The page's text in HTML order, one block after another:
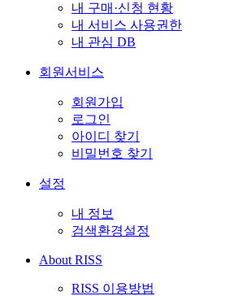
내 구매·신청 현황
내 서비스 사용권한
내 관심 DB
회원서비스
회원가입
로그인
아이디 찾기
비밀번호 찾기
설정
내 정보
검색환경설정
About RISS
RISS 이용방법